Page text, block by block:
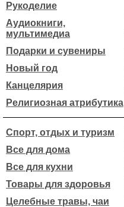
Рукоделие
Аудиокниги,
мультимедиа
Подарки и сувениры
Новый год
Канцелярия
Религиозная атрибутика
Спорт, отдых и туризм
Все для дома
Все для кухни
Товары для здоровья
Целебные травы, чаи